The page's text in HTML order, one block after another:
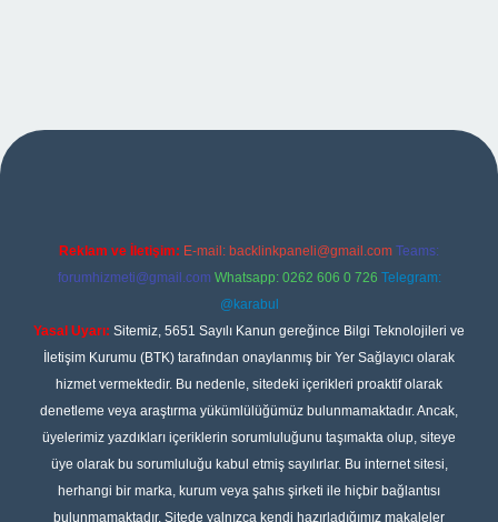
Reklam ve İletişim: E-mail: backlinkpaneli@gmail.com Teams:
forumhizmeti@gmail.com Whatsapp: 0262 606 0 726 Telegram:
@karabul
Yasal Uyarı: Sitemiz, 5651 Sayılı Kanun gereğince Bilgi Teknolojileri ve
İletişim Kurumu (BTK) tarafından onaylanmış bir Yer Sağlayıcı olarak
hizmet vermektedir. Bu nedenle, sitedeki içerikleri proaktif olarak
denetleme veya araştırma yükümlülüğümüz bulunmamaktadır. Ancak,
üyelerimiz yazdıkları içeriklerin sorumluluğunu taşımakta olup, siteye
üye olarak bu sorumluluğu kabul etmiş sayılırlar. Bu internet sitesi,
herhangi bir marka, kurum veya şahıs şirketi ile hiçbir bağlantısı
bulunmamaktadır. Sitede yalnızca kendi hazırladığımız makaleler